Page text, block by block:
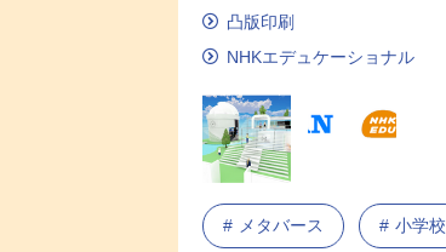
凸版印刷
NHKエデュケーショナル
メタバース 小学校